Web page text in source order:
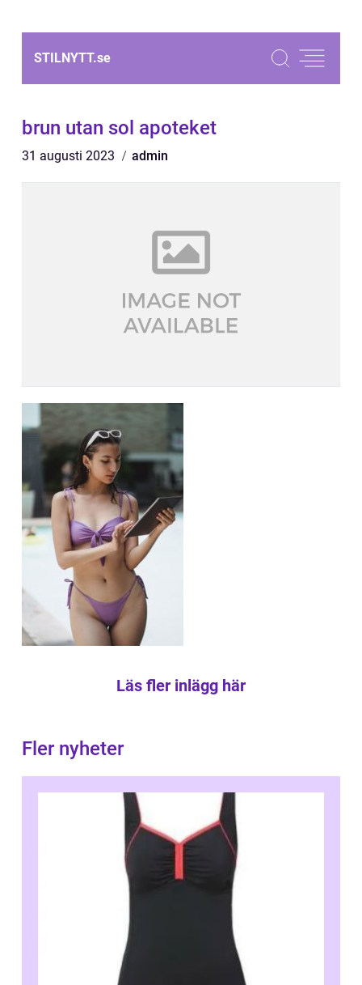
STILNYTT.se
brun utan sol apoteket
31 augusti 2023 admin
Läs fler inlägg här
Fler nyheter